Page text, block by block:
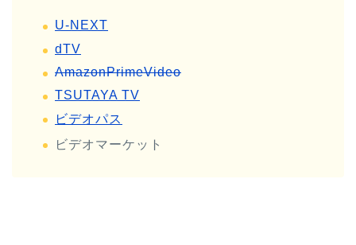
U-NEXT
dTV
AmazonPrimeVideo
TSUTAYA TV
ビデオパス
ビデオマーケット